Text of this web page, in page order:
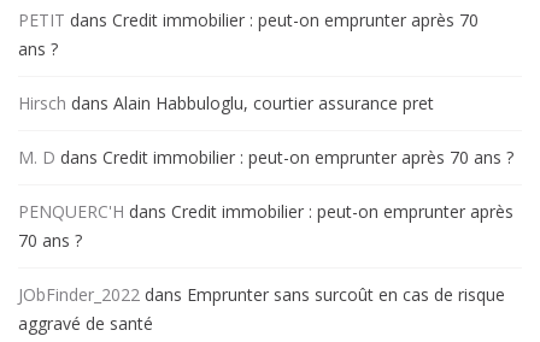
PETIT dans Credit immobilier : peut-on emprunter après 70
ans ?
Hirsch dans Alain Habbuloglu, courtier assurance pret
M. D dans Credit immobilier : peut-on emprunter après 70 ans ?
PENQUERC'H dans Credit immobilier : peut-on emprunter après
70 ans ?
JObFinder_2022 dans Emprunter sans surcoût en cas de risque
aggravé de santé